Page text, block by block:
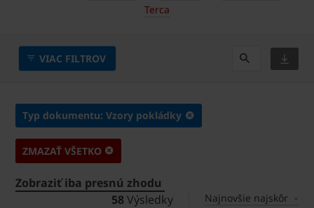
Terca
VIAC FILTROV
Typ dokumentu: Vzory pokládky
ZMAZAŤ VŠETKO
Zobraziť iba presnú zhodu
58Výsledky Najnovšie najskôr